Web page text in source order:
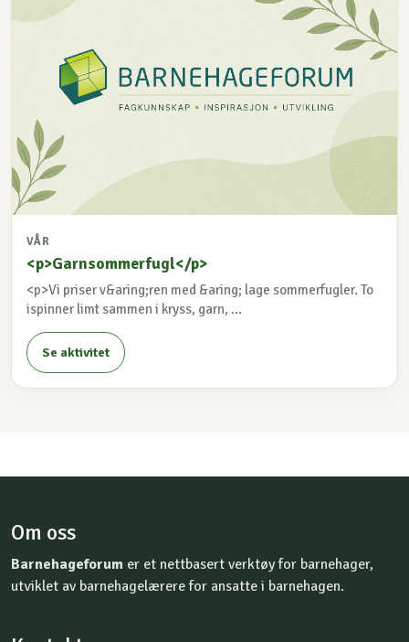
VÅR
<p>Garnsommerfugl</p>
<p>Vi priser v&aring;ren med &aring; lage sommerfugler. To
ispinner limt sammen i kryss, garn, ...
Se aktivitet
Om oss
Barnehageforum er et nettbasert verktøy for barnehager,
utviklet av barnehagelærere for ansatte i barnehagen.